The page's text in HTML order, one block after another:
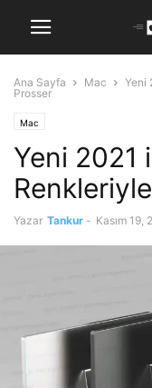
Ana Sayfa Mac
Yeni
Prosser
Mac
Yeni 2021
Yazar Tankur - Kasım 19,